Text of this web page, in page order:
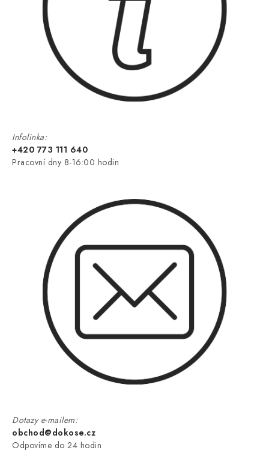
Infolinka:
+420 773 111 640
Pracovní dny 8-16:00 hodin
Dotazy e-mailem:
obchod@dokose.cz
Odpovíme do 24 hodin